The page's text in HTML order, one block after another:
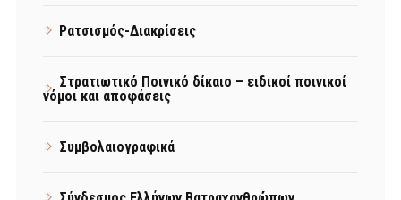
Ρατσισμός-Διακρίσεις
Στρατιωτικό Ποινικό δίκαιο – ειδικοί ποινικοί
νόμοι και αποφάσεις
Συμβολαιογραφικά